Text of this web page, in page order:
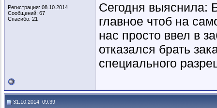
Регистрация: 08.10.2014
Сообщений: 67
Спасибо: 21
Сегодня выяснила:
главное чтоб на
нас просто ввел в
отказался брать
специального
31.10.2014, 09:39